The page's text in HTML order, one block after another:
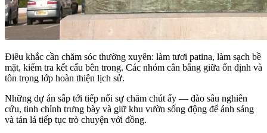
Điêu khắc cần chăm sóc thường xuyên: làm tươi patina, làm sạch bề
mặt, kiểm tra kết cấu bên trong. Các nhóm cân bằng giữa ổn định và
tôn trọng lớp hoàn thiện lịch sử.
Những dự án sắp tới tiếp nối sự chăm chút ấy — đào sâu nghiên
cứu, tinh chỉnh trưng bày và giữ khu vườn sống động để ánh sáng
và tán lá tiếp tục trò chuyện với đồng.